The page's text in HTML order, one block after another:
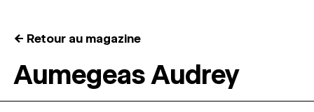
RÉSIDENCES ↓
← Retour au magazine
Aumegeas Audrey